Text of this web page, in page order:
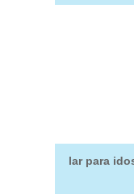
lar para